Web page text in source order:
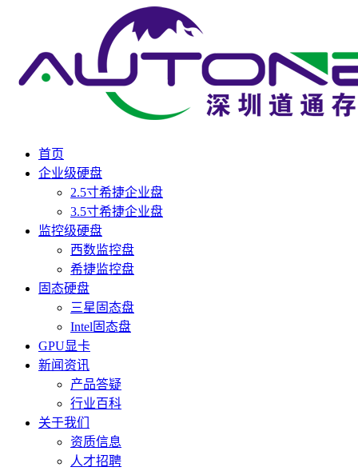
首页
企业级硬盘
2.5寸希捷企业盘
3.5寸希捷企业盘
监控级硬盘
西数监控盘
希捷监控盘
固态硬盘
三星固态盘
Intel固态盘
GPU显卡
新闻资讯
产品答疑
行业百科
关于我们
资质信息
人才招聘